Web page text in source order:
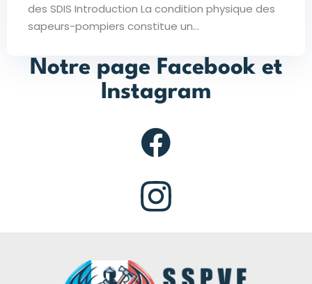
des SDIS Introduction La condition physique des
sapeurs-pompiers constitue un...
Notre page Facebook et
Instagram